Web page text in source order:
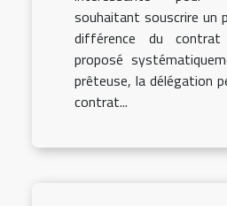
souhaitant souscrire un
différence du contrat
proposé
prêteuse, la délégation
contrat...